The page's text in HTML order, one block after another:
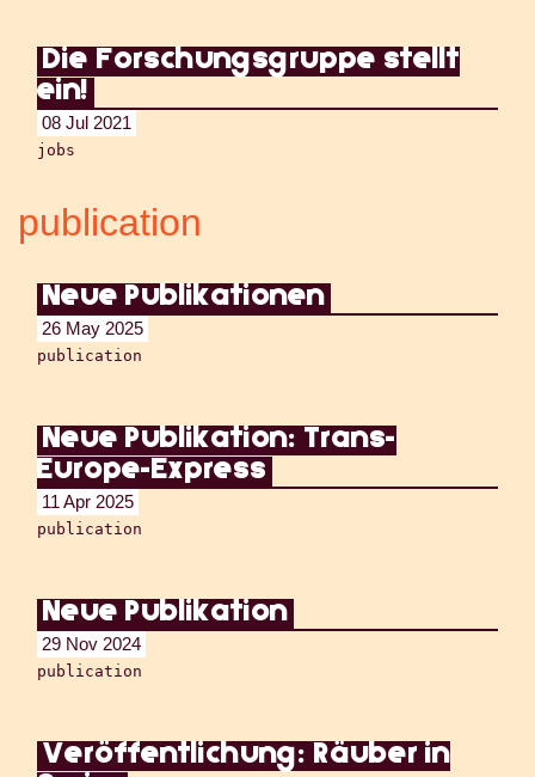
Die Forschungsgruppe stellt
ein!
08 Jul 2021
jobs
publication
Neue Publikationen
26 May 2025
publication
Neue Publikation: Trans-
Europe-Express
11 Apr 2025
publication
Neue Publikation
29 Nov 2024
publication
Veröffentlichung: Räuber in